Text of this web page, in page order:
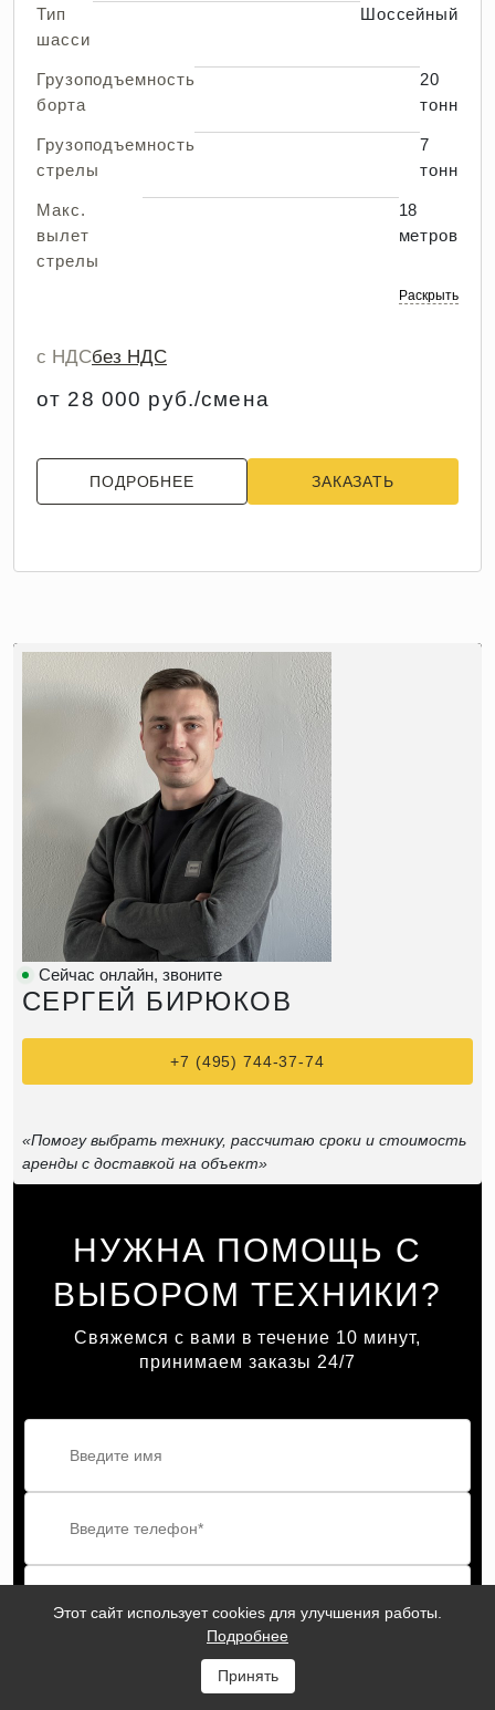
Тип
шасси
Шоссейный
Грузоподъемность
борта
20
тонн
Грузоподъемность
стрелы
7
тонн
Макс.
вылет
стрелы
18
метров
Раскрыть
с НДСбез НДС
от 28 000 руб./смена
ПОДРОБНЕЕ ЗАКАЗАТЬ
НУЖНА ПОМОЩЬ С
ВЫБОРОМ ТЕХНИКИ?
Свяжемся с вами в течение 10 минут,
принимаем заказы 24/7
ОТПРАВИТЬ
Сейчас онлайн, звоните
СЕРГЕЙ БИРЮКОВ
+7 (495) 744-37-74
«Помогу выбрать технику, рассчитаю сроки и стоимость
аренды с доставкой на объект»
Этот сайт использует cookies для улучшения работы.
Подробнее
Принять